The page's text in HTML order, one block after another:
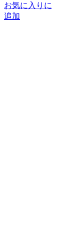
お気に入りに
追加